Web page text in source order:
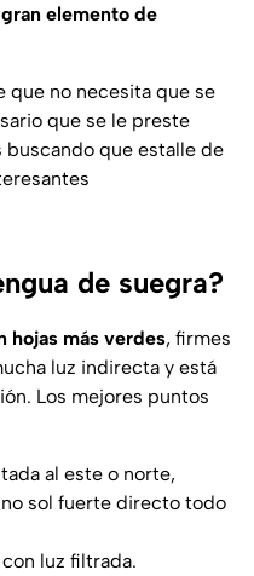
gran elemento de
que no necesita que se
que se le preste
buscando que estalle de
de suegra?
hojas más verdes, firmes
luz indirecta y está
Los mejores puntos
al este o norte,
sol fuerte directo todo
luz filtrada.